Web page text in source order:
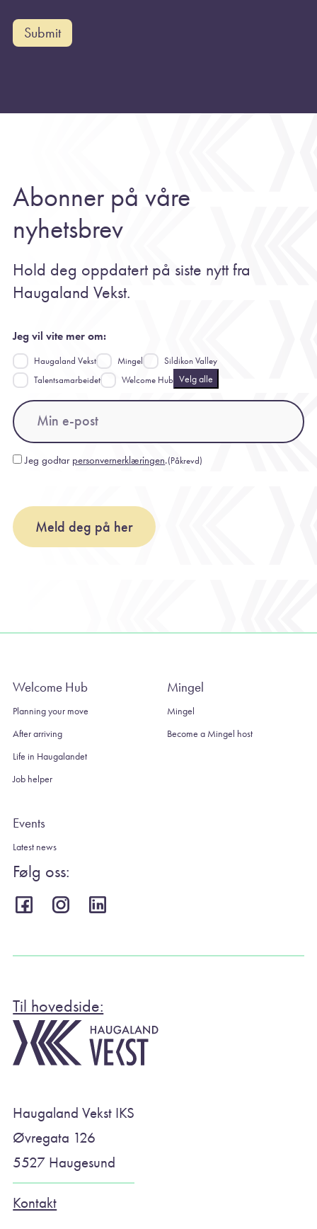
Submit
Abonner på våre
nyhetsbrev
Hold deg oppdatert på siste nytt fra
Haugaland Vekst.
Jeg vil vite mer om:
Haugaland Vekst Mingel
Sildikon Valley
Talentsamarbeidet
Welcome Hub Velg alle
Email
Consent(Påkrevd)
Jeg godtar personvernerklæringen.(Påkrevd)
Meld deg på her
Welcome Hub
Planning your move
After arriving
Life in Haugalandet
Job helper
Mingel
Mingel
Become a Mingel host
Events
Latest news
Følg oss:
Til hovedside:
Haugaland Vekst IKS
Øvregata 126
5527 Haugesund
Kontakt